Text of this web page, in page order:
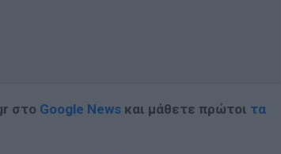
στο Google News και μάθετε πρώτοι τα